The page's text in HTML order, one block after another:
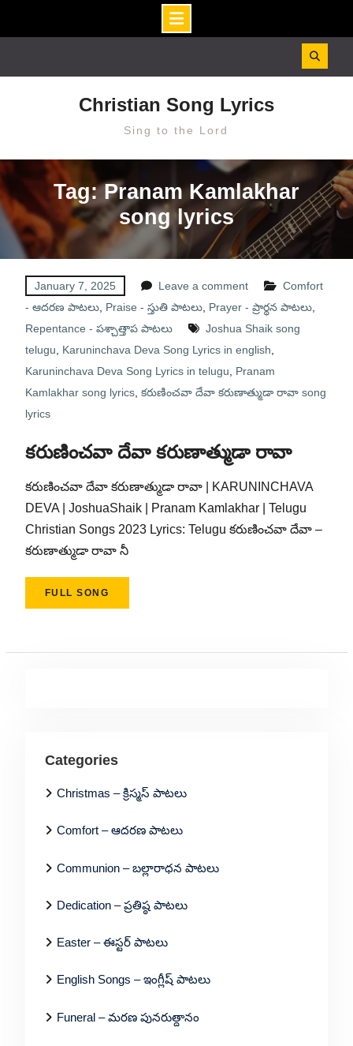
Christian Song Lyrics
Sing to the Lord
Tag: Pranam Kamlakhar
song lyrics
January 7, 2025 Leave a comment
Comfort
- ఆదరణ పాటలు, Praise - స్తుతి పాటలు, Prayer - ప్రార్థన పాటలు,
Repentance - పశ్చాత్తాప పాటలు
Joshua Shaik song
telugu
Karuninchava Deva Song Lyrics in english
Karuninchava Deva Song Lyrics in telugu
Pranam
Kamlakhar song lyrics, కరుణించవా దేవా కరుణాత్ముడా రావా song
lyrics
కరుణించవా దేవా కరుణాత్ముడా రావా
కరుణించవా దేవా కరుణాత్ముడా రావా | KARUNINCHAVA
DEVA | JoshuaShaik | Pranam Kamlakhar | Telugu
Christian Songs 2023 Lyrics: Telugu కరుణించవా దేవా –
కరుణాత్ముడా రావా నీ
FULL SONG
Categories
Christmas – క్రిస్మస్ పాటలు
Comfort – ఆదరణ పాటలు
Communion – బల్లారాధన పాటలు
Dedication – ప్రతిష్ఠ పాటలు
Easter – ఈస్టర్ పాటలు
English Songs – ఇంగ్లీష్ పాటలు
Funeral – మరణ పునరుత్దానం